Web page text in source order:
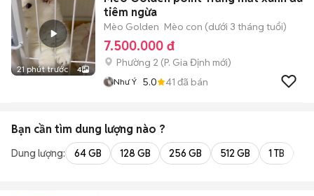
21 phút trước 4
tiêm ngừa
Mèo Golden Mèo con (dưới 3 tháng tuổi)
7.500.000 đ
Phường 2 (P. Gia Định mới)
Như Ý 5.0 41 đã bán
Bạn cần tìm dung lượng nào ?
Dung lượng: 64 GB 128 GB 256 GB 512 GB 1 TB